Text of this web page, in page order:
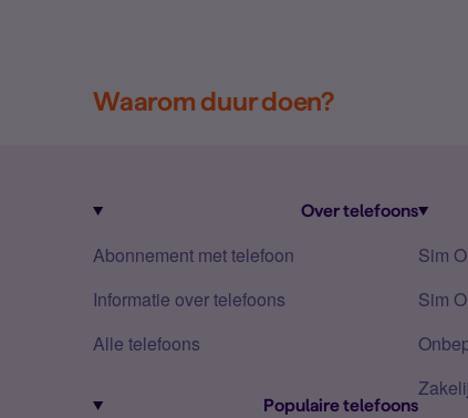
Waarom duur doen?
Over telefoons
Abonnement met telefoon
Informatie over telefoons
Alle telefoons
Populaire telefoons
Sim
Sim